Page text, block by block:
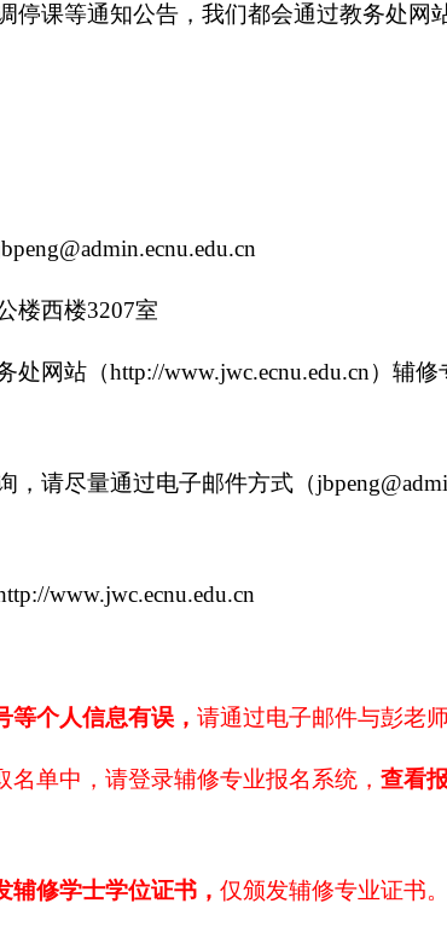
停课等通知公告，我们都会通过教务处网
楼西楼3207室
处网站（http://www.jwc.ecnu.edu.cn）辅修
，请尽量通过电子邮件方式（
www.jwc.ecnu.edu.cn
个人信息有误， 请通过电子邮件与彭老
单中，请登录辅修专业报名系统， 查看
修学士学位证书， 仅颁发辅修专业证书。